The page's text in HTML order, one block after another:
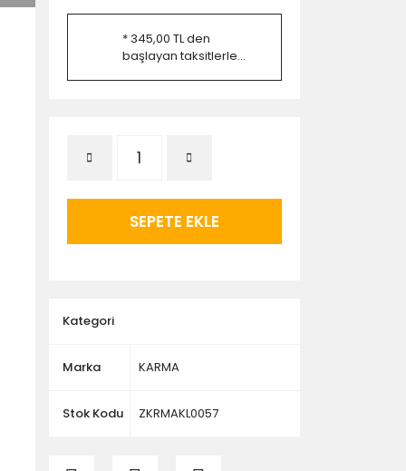
* 345,00 TL den
başlayan taksitlerle...
SEPETE EKLE
Kategori
Marka KARMA
Stok Kodu ZKRMAKL0057